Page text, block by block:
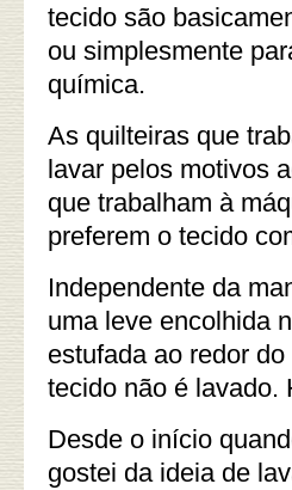
tecido são
ou simplesmente
química.
As quilteiras que
lavar pelos motivos
que trabalham à
preferem o tecido
Independente da
uma leve encolhida
estufada ao redor
tecido não é
Desde o início
gostei da ideia de